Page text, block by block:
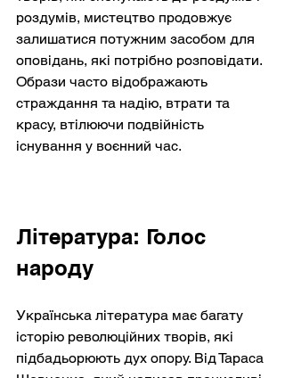
роздумів, мистецтво продовжує
залишатися потужним засобом для
оповідань, які потрібно розповідати.
Образи часто відображають
страждання та надію, втрати та
красу, втілюючи подвійність
існування у воєнний час.
Література: Голос
народу
Українська література має багату
історію революційних творів, які
підбадьорюють дух опору. Від Тараса